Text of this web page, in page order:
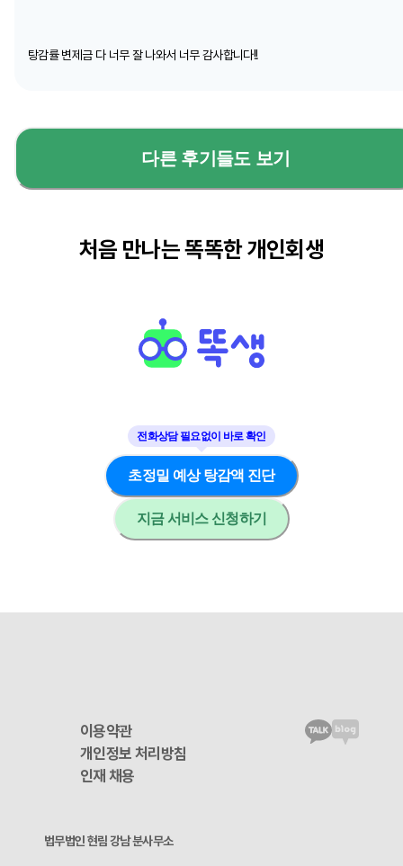
탕감률 변제금 다 너무 잘 나와서 너무 감사합니다!!
다른 후기들도 보기
처음 만나는 똑똑한 개인회생
초정밀 예상 탕감액 진단
지금 서비스 신청하기
이용약관
개인정보 처리방침
인재 채용
법무법인 현림 강남 분사무소